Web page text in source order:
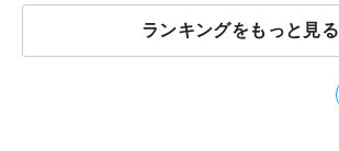
ランキングをもっと見る